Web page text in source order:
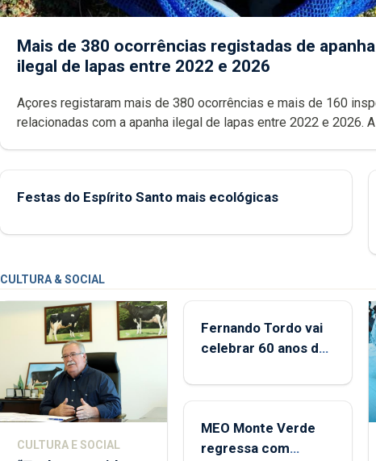
Mais de 380 ocorrências registadas de apanha
ilegal de lapas entre 2022 e 2026
Açores registaram mais de 380 ocorrências e mais de 160 inspeções
relacionadas com a apanha ilegal de lapas entre 2022 e 2026. A ilha
Festas do Espírito Santo mais ecológicas
CULTURA & SOCIAL
CULTURA E SOCIAL
Fernando Tordo vai
celebrar 60 anos de
Micaelense
MEO Monte Verde
regressa com